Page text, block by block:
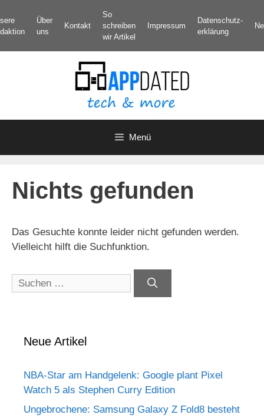
Inhalt
springen
Über
uns
Kontakt
So
schreiben
wir Artikel
Impressum
Datenschutz­
erklärung
Menü
Nichts gefunden
Das Gesuchte konnte leider nicht gefunden werden.
Vielleicht hilft die Suchfunktion.
Suchen
nach:
Neue Artikel
NBA-Star am Handgelenk: Google plant Pixel
Watch 5 als Stephen Curry Edition
Ungebrochene: Samsung Galaxy Z Fold8 besteht